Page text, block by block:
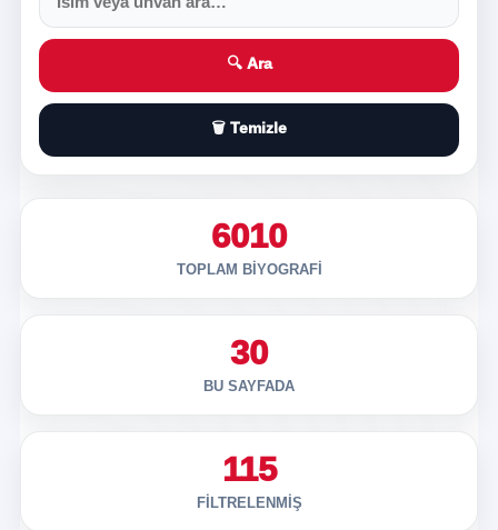
🔍 Ara
🗑️ Temizle
6010
TOPLAM BIYOGRAFI
30
BU SAYFADA
115
FILTRELENMIŞ